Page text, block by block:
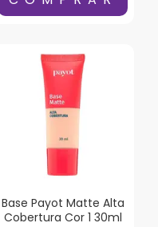
Base Payot Matte Alta
Cobertura Cor 1 30ml